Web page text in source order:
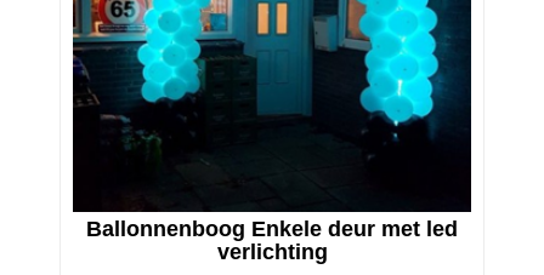
Ballonnenboog Enkele deur met led
verlichting